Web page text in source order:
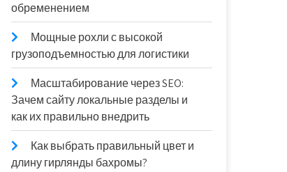
обременением
Мощные рохли с высокой
грузоподъемностью для логистики
Масштабирование через SEO:
Зачем сайту локальные разделы и
как их правильно внедрить
Как выбрать правильный цвет и
длину гирлянды бахромы?